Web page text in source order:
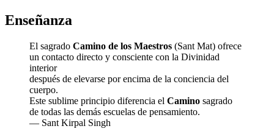
Enseñanza
El sagrado Camino de los Maestros (Sant Mat) ofrece
un contacto directo y consciente con la Divinidad
interior
después de elevarse por encima de la conciencia del
cuerpo.
Este sublime principio diferencia el Camino sagrado
de todas las demás escuelas de pensamiento.
— Sant Kirpal Singh